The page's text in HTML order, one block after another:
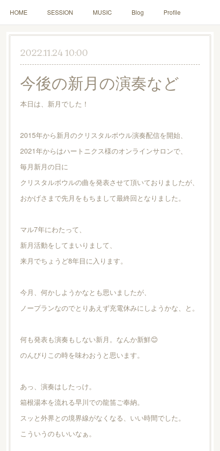
HOME SESSION MUSIC Blog Profile
2022.11.24 10:00
今後の新月の演奏など
本日は、新月でした！
2015年から新月のクリスタルボウル演奏配信を開始、
2021年からはハートニクス様のオンラインサロンで、
毎月新月の日に
クリスタルボウルの曲を発表させて頂いておりましたが、
おかげさまで先月をもちまして最終回となりました。
マル7年にわたって、
新月活動をしてまいりまして、
来月でちょうど8年目に入ります。
今月、何かしようかなとも思いましたが、
ノープランなのでとりあえず充電休みにしようかな、と。
何も発表も演奏もしない新月。なんか新鮮😊
のんびりこの時を味わおうと思います。
あっ、演奏はしたっけ。
箱根湯本を流れる早川での龍笛ご奉納。
スッと外界との境界線がなくなる、いい時間でした。
こういうのもいいなぁ。